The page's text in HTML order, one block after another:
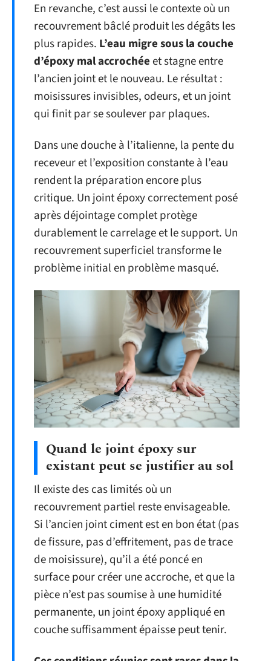
En revanche, c’est aussi le contexte où un
recouvrement bâclé produit les dégâts les
plus rapides. L’eau migre sous la couche
d’époxy mal accrochéeet stagne entre
l’ancien joint et le nouveau. Le résultat :
moisissures invisibles, odeurs, et un joint
qui finit par se soulever par plaques.
Dans une douche à l’italienne, la pente du
receveur et l’exposition constante à l’eau
rendent la préparation encore plus
critique. Un joint époxy correctement posé
après déjointage complet protège
durablement le carrelage et le support. Un
recouvrement superficiel transforme le
problème initial en problème masqué.
Quand le joint époxy sur
existant peut se justifier au sol
Il existe des cas limités où un
recouvrement partiel reste envisageable.
Si l’ancien joint ciment est en bon état (pas
de fissure, pas d’effritement, pas de trace
de moisissure), qu’il a été poncé en
surface pour créer une accroche, et que la
pièce n’est pas soumise à une humidité
permanente, un joint époxy appliqué en
couche suffisamment épaisse peut tenir.